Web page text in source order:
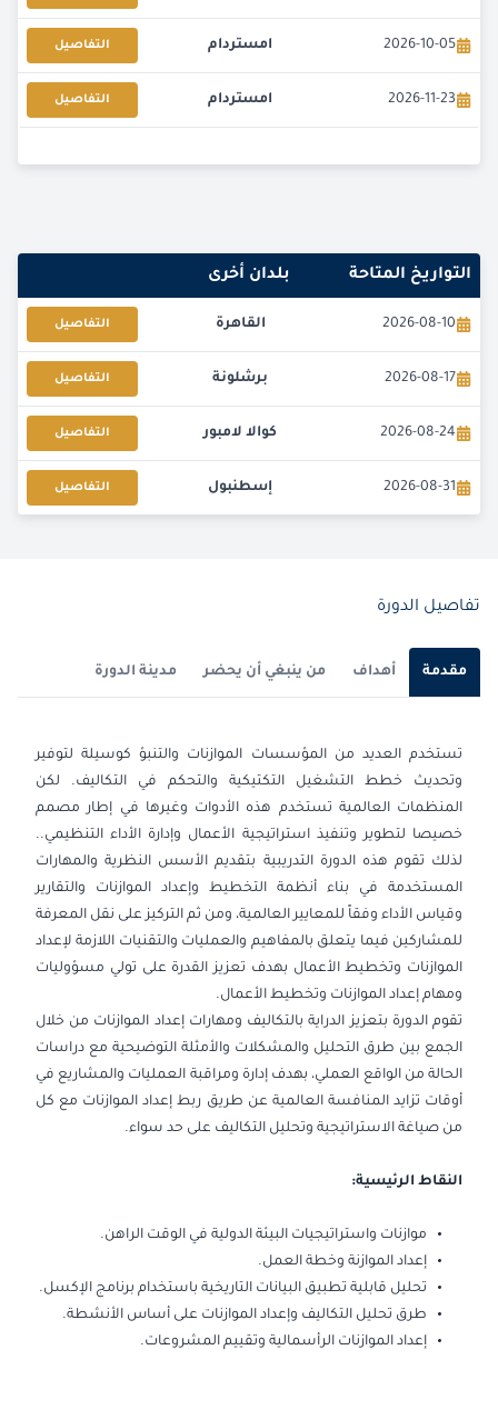
2026-10-05 امستردام التفاصيل
2026-11-23 امستردام التفاصيل
التواريخ المتاحة بلدان أخرى
2026-08-10 القاهرة التفاصيل
2026-08-17 برشلونة التفاصيل
2026-08-24 كوالا لامبور التفاصيل
2026-08-31 إسطنبول التفاصيل
2026-09-07
2026-09-14
2026-09-20 دبي التفاصيل
2026-09-21 كوالا لامبور التفاصيل
2026-09-28 برشلونة التفاصيل
2026-09-28 إسطنبول التفاصيل
2026-10-05 باريس التفاصيل
2026-10-12 القاهرة التفاصيل
التفاصيل
2026-10-26 إسطنبول التفاصيل
تفاصيل الدورة
مقدمة أهداف من ينبغي أن يحضر مدينة الدورة
تستخدم العديد من المؤسسات الموازنات والتنبؤ كوسيلة لتوفير
وتحديث خطط التشغيل التكتيكية والتحكم في التكاليف. لكن
المنظمات العالمية تستخدم هذه الأدوات وغيرها في إطار مصمم
خصيصا لتطوير وتنفيذ استراتيجية الأعمال وإدارة الأداء التنظيمي..
لذلك تقوم هذه الدورة التدريبية بتقديم الأسس النظرية والمهارات
المستخدمة في بناء أنظمة التخطيط وإعداد الموازنات والتقارير
وقياس الأداء وفقاً للمعايير العالمية، ومن ثم التركيز على نقل المعرفة
للمشاركين فيما يتعلق بالمفاهيم والعمليات والتقنيات اللازمة لإعداد
الموازنات وتخطيط الأعمال بهدف تعزيز القدرة على تولي مسؤوليات
ومهام إعداد الموازنات وتخطيط الأعمال.
تقوم الدورة بتعزيز الدراية بالتكاليف ومهارات إعداد الموازنات من خلال
الجمع بين طرق التحليل والمشكلات والأمثلة التوضيحية مع دراسات
الحالة من الواقع العملي، بهدف إدارة ومراقبة العمليات والمشاريع في
أوقات تزايد المنافسة العالمية عن طريق ربط إعداد الموازنات مع كل
من صياغة الاستراتيجية وتحليل التكاليف على حد سواء.
النقاط الرئيسية:
موازنات واستراتيجيات البيئة الدولية في الوقت الراهن.
إعداد الموازنة وخطة العمل.
تحليل قابلية تطبيق البيانات التاريخية باستخدام برنامج الإكسل.
طرق تحليل التكاليف وإعداد الموازنات على أساس الأنشطة.
إعداد الموازنات الرأسمالية وتقييم المشروعات.